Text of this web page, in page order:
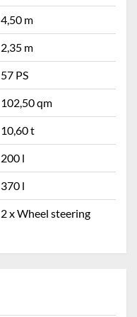
4,50 m
2,35 m
57 PS
102,50 qm
10,60 t
200 l
370 l
2 x Wheel steering